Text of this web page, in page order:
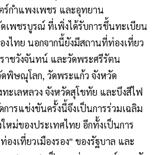
กำแพงเพชร และอุทยาน
เพชรบูรณ์ ที่เพิ่งได้รับการขึ้นทะเบียน
ไทย นอกจากนี้ยังมีสถานที่ท่องเที่ยว
าชวังจันทน์ และวัดพระศรีรัตน
พิษณุโลก, วัดพระแก้ว จังหวัด
ะเลหลวง จังหวัดสุโขทัย และบึงสีไฟ
ารแข่งขันครั้งนี้จึงเป็นการร่วมเฉลิม
หม่ของประเทศไทย อีกทั้งเป็นการ
องเที่ยวเมืองรอง" ของรัฐบาล และ